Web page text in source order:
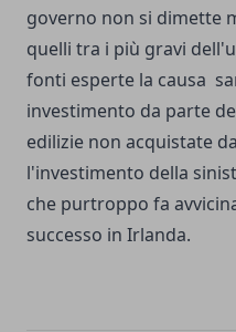
governo non si dimette
quelli tra i più gravi
fonti esperte la causa
investimento da parte
edilizie non acquistate
l'investimento della
che purtroppo fa
successo in Irlanda.